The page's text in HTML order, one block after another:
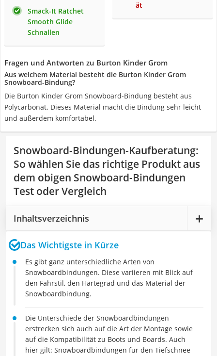
Smack-It Ratchet
Smooth Glide
Schnallen
ät
Fragen und Antworten zu Burton Kinder Grom
Aus welchem Material besteht die Burton Kinder Grom
Snowboard-Bindung?
Die Burton Kinder Grom Snowboard-Bindung besteht aus
Polycarbonat. Dieses Material macht die Bindung sehr leicht
und außerdem komfortabel.
Snowboard-Bindungen-Kaufberatung:
So wählen Sie das richtige Produkt aus
dem obigen Snowboard-Bindungen
Test oder Vergleich
Inhaltsverzeichnis
Das Wichtigste in Kürze
Es gibt ganz unterschiedliche Arten von
Snowboardbindungen. Diese variieren mit Blick auf
den Fahrstil, den Härtegrad und das Material der
Snowboardbindung.
Die Unterschiede der Snowboardbindungen
erstrecken sich auch auf die Art der Montage sowie
auf die Kompatibilität zu Boots und Boards. Auch
hier gilt: Snowboardbindungen für den Tiefschnee